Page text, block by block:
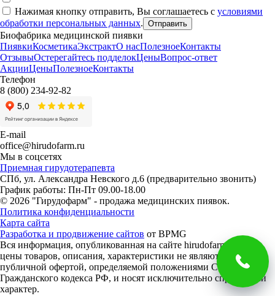
Нажимая кнопку отправить, Вы соглашаетесь с условиями
обработки персональных данных. Отправить
Биофабрика медицинской пиявки
ПиявкиКосметикаЭкстрактО насПолезноеКонтакты
ОтзывыОстерегайтесь подделокЦеныВопрос-ответ
АкцииЦеныПолезноеКонтакты
Телефон
8 (800) 234-92-82
E-mail
office@hirudofarm.ru
Мы в соцсетях
Приемная гирудотерапевта
СПб, ул. Александра Невского д.6 (предварительно звонить)
График работы: Пн-Пт 09.00-18.00
© 2026 "Гирудофарм" - продажа медицинских пиявок.
Политика конфиденциальности
Карта сайта
Разработка и продвижение сайтов от BPMG
Вся информация, опубликованная на сайте hirudofarm.ru, в т.ч.
цены товаров, описания, характеристики не являются
публичной офертой, определяемой положениями Статьи 437
Гражданского кодекса РФ, и носят исключительно справочный
характер.